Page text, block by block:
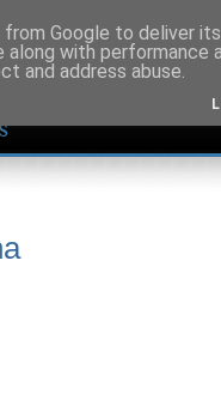
Google to deliver
along with
and address abuse.